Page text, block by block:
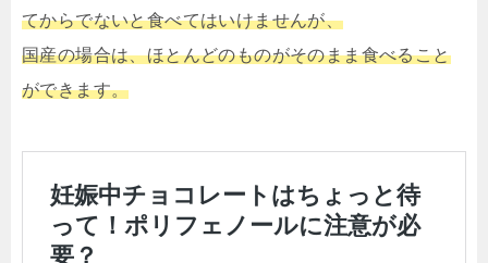
てからでないと食べてはいけませんが、
国産の場合は、ほとんどのものがそのまま食べること
ができます。